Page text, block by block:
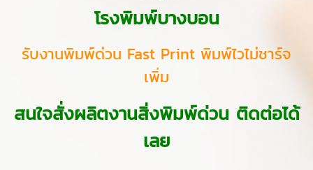
โรงพิมพ์บางบอน
รับงานพิมพ์ด่วน Fast Print พิมพ์ไวไม่ชาร์จ
เพิ่ม
สนใจสั่งผลิตงานสิ่งพิมพ์ด่วน ติดต่อได้
เลย